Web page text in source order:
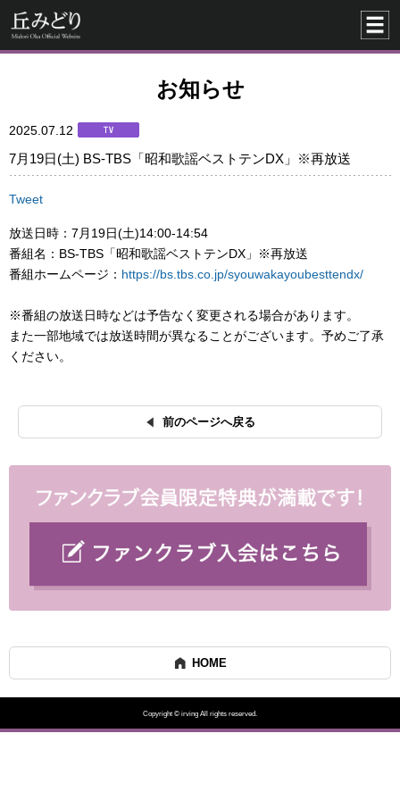
お知らせ
2025.07.12
7月19日(土) BS-TBS「昭和歌謡ベストテンDX」※再放送
Tweet
放送日時：7月19日(土)14:00-14:54
番組名：BS-TBS「昭和歌謡ベストテンDX」※再放送
番組ホームページ： https://bs.tbs.co.jp/syouwakayoubesttendx/
※番組の放送日時などは予告なく変更される場合があります。
また一部地域では放送時間が異なることがございます。予めご了承
ください。
前のページへ戻る
HOME
Copyright © irving All rights reserved.